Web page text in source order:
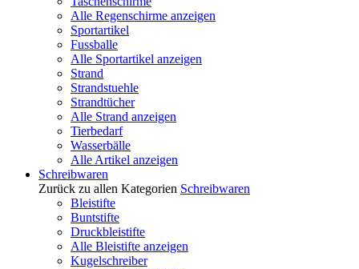
Alle Regenschirme anzeigen
Sportartikel
Fussballe
Alle Sportartikel anzeigen
Strand
Strandstuehle
Strandtücher
Alle Strand anzeigen
Tierbedarf
Wasserbälle
Alle Artikel anzeigen
Schreibwaren
Zurück zu allen Kategorien Schreibwaren
Bleistifte
Buntstifte
Druckbleistifte
Alle Bleistifte anzeigen
Kugelschreiber